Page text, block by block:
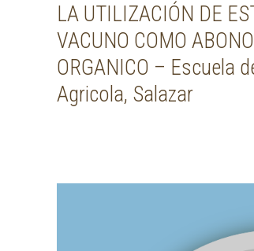
LA UTILIZACIÓN DE
VACUNO COMO ABONO
ORGANICO – Escuela
Agricola, Salazar